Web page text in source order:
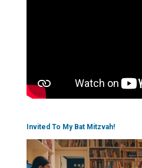
Invited To My Bat Mitzvah!